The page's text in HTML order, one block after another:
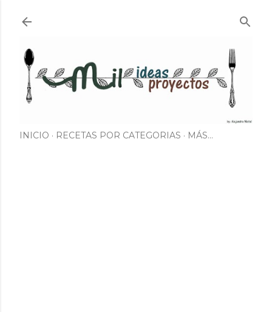
INICIO RECETAS POR CATEGORIAS MÁS…